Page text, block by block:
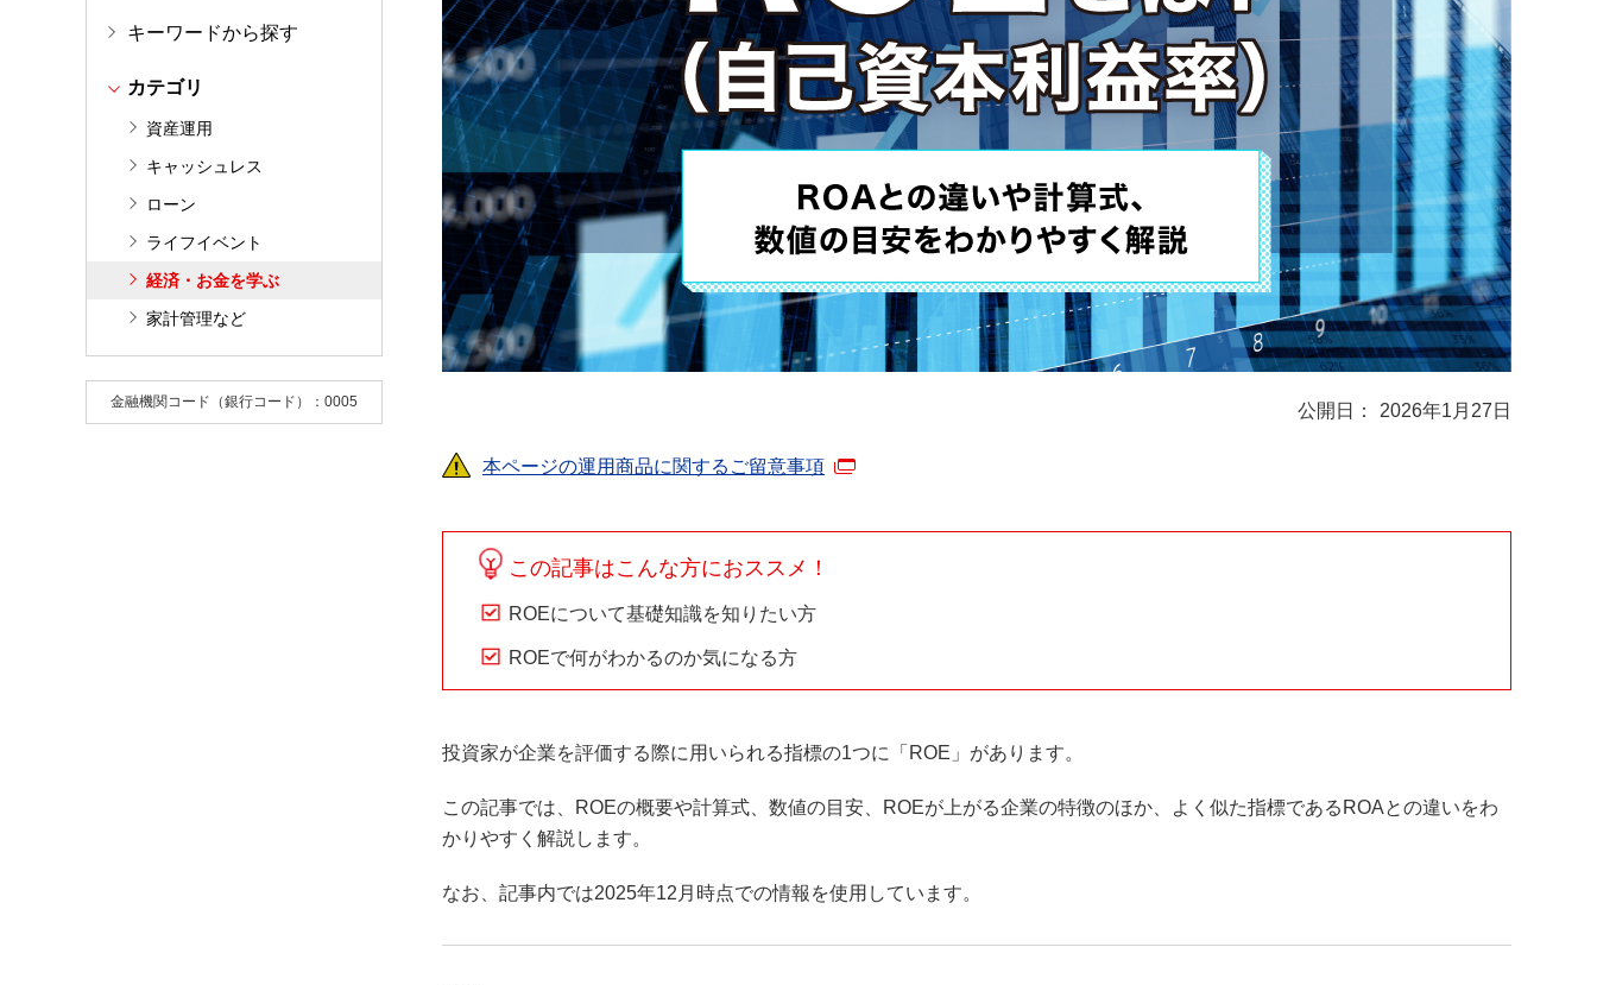
キーワードから探す
カテゴリ
資産運用
キャッシュレス
ローン
ライフイベント
経済・お金を学ぶ
家計管理など
金融機関コード（銀行コード）：0005 2026年1月27日
本ページの運用商品に関するご留意事項
この記事はこんな方におススメ！
ROEについて基礎知識を知りたい方
ROEで何がわかるのか気になる方
投資家が企業を評価する際に用いられる指標の1つに「ROE」があります。
この記事では、ROEの概要や計算式、数値の目安、ROEが上がる企業の特徴のほか、よく似た指標であるROAとの違いをわ
かりやすく解説します。
なお、記事内では2025年12月時点での情報を使用しています。